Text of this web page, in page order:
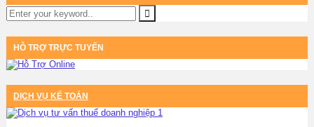
HỖ TRỢ TRỰC TUYẾN
DỊCH VỤ KẾ TOÁN